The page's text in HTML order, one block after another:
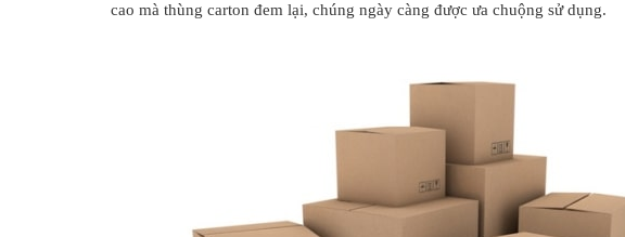
cao mà thùng carton đem lại, chúng ngày càng được ưa chuộng sử dụng.